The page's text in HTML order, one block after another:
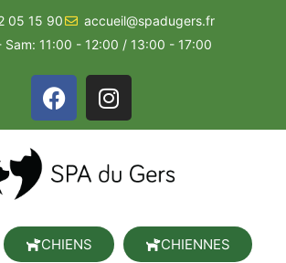
05 15 90
accueil@spadugers.fr
Sam: 11:00 - 12:00 / 13:00 - 17:00
CHIENS CHIENNES